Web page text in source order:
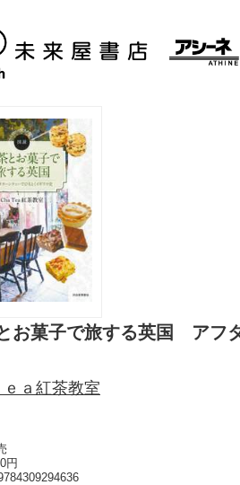
お菓子で旅する英国 アフ
ａ紅茶教室
円